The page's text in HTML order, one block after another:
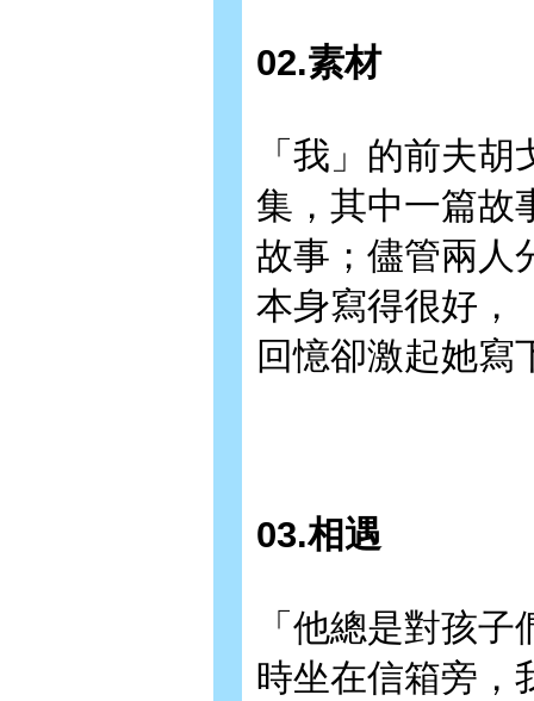
02.素材
「我」的前夫
集，其中一篇故
故事；儘管兩人
本身寫得很好，
回憶卻激起她
03.相遇
「他總是對孩
時坐在信箱旁，